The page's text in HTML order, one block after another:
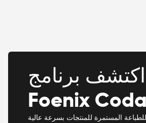
اكتشف برنامج
Foenix
المستمرة للمنتجات بسرعة عالية